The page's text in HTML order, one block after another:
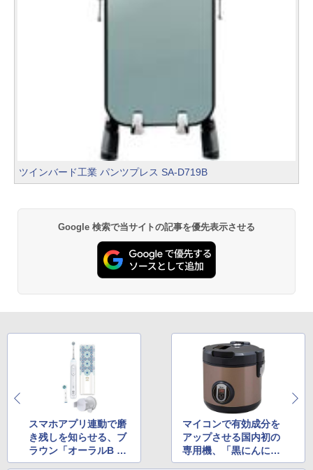
ツインバード工業 パンツプレス SA-D719B
Google 検索で当サイトの記事を優先表示させる
スマホアプリ連動で磨
き残しを知らせる、ブ
ラウン「オーラルB ジ
ーニアス9000」の限定
マイコンで有効成分を
アップさせる国内初の
専用機、「黒にんにく
メーカー」がお得!!